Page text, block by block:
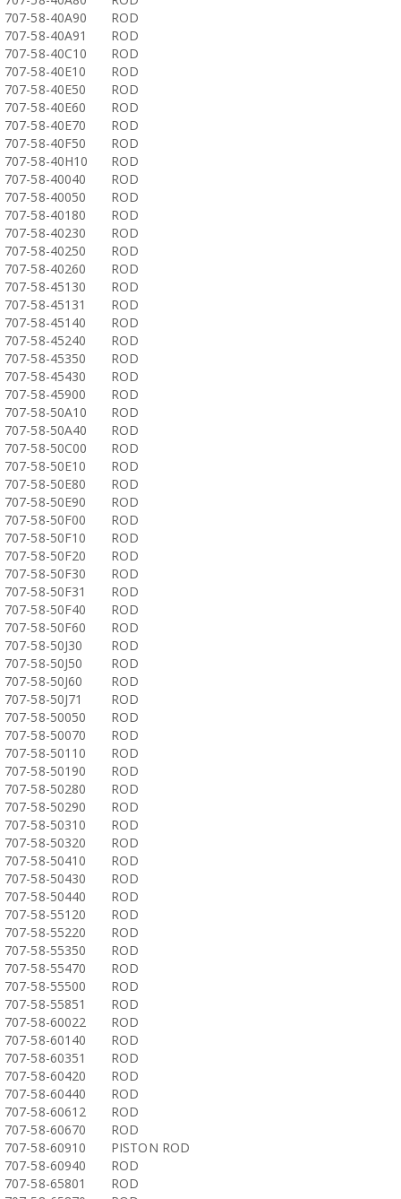
707-58-40A90
ROD
707-58-40A91
ROD
707-58-40C10
ROD
707-58-40E10
ROD
707-58-40E50
ROD
707-58-40E60
ROD
707-58-40E70
ROD
707-58-40F50
ROD
707-58-40H10
ROD
707-58-40040
ROD
707-58-40050
ROD
707-58-40180
ROD
707-58-40230
ROD
707-58-40250
ROD
707-58-40260
ROD
707-58-45130
ROD
707-58-45131
ROD
707-58-45140
ROD
707-58-45240
ROD
707-58-45350
ROD
707-58-45430
ROD
707-58-45900
ROD
707-58-50A10
ROD
707-58-50A40
ROD
707-58-50C00
ROD
707-58-50E10
ROD
707-58-50E80
ROD
707-58-50E90
ROD
707-58-50F00
ROD
707-58-50F10
ROD
707-58-50F20
ROD
707-58-50F30
ROD
707-58-50F31
ROD
707-58-50F40
ROD
707-58-50F60
ROD
707-58-50J30
ROD
707-58-50J50
ROD
707-58-50J60
ROD
707-58-50J71
ROD
707-58-50050
ROD
707-58-50070
ROD
707-58-50110
ROD
707-58-50190
ROD
707-58-50280
ROD
707-58-50290
ROD
707-58-50310
ROD
707-58-50320
ROD
707-58-50410
ROD
707-58-50430
ROD
707-58-50440
ROD
707-58-55120
ROD
707-58-55220
ROD
707-58-55350
ROD
707-58-55470
ROD
707-58-55500
ROD
707-58-55851
ROD
707-58-60022
ROD
707-58-60140
ROD
707-58-60351
ROD
707-58-60420
ROD
707-58-60440
ROD
707-58-60612
ROD
707-58-60670
ROD
707-58-60910
PISTON ROD
707-58-60940
ROD
707-58-65801
ROD